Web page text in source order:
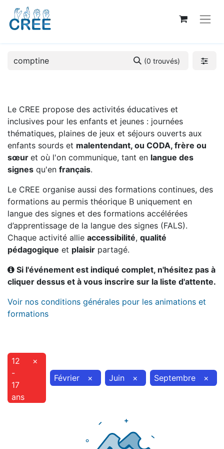
(0 trouvés)
Le CREE propose des activités éducatives et
inclusives pour les enfants et jeunes : journées
thématiques, plaines de jeux et séjours ouverts aux
enfants sourds et malentendant, ou CODA, frère ou
sœur et où l'on communique, tant en langue des
signes qu'en français.
Le CREE organise aussi des formations continues, des
formations au permis théorique B uniquement en
langue des signes et des formations accélérées
d’apprentissage de la langue des signes (FALS).
Chaque activité allie accessibilité, qualité
pédagogique et plaisir partagé.
Si l'événement est indiqué complet, n'hésitez pas à
cliquer dessus et à vous inscrire sur la liste d'attente.
Voir nos conditions générales pour les animations et
formations
12
-
17
ans
×
Février
× Juin × Septembre ×